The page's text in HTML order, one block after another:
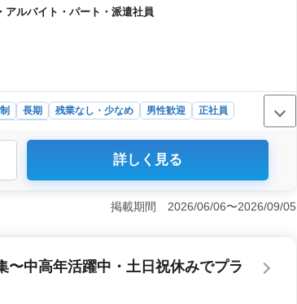
軽にお問い合わせくださいませ☆ 皆様のご応募を待
ルバイト・パート・派遣社員
長期 残業なし・少なめ 男性歓迎
正社員
接工の募集では、ベテラン経験者が活躍してい
ができます。 ＜働きやすい完全週休2日制＞ 残
境が整っています。 ＜多彩な溶接業務に携わる
、アーク溶接など、多彩な作業に携わることがで
、幅広い業務に挑戦できます。
詳しく見る
掲載期間 2026/06/06〜2026/09/05
中高年活躍中・土日祝休みでプラ